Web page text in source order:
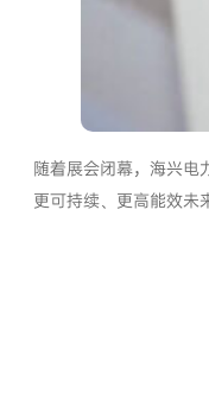
随着展会闭幕，海兴电
更可持续、更高能效未